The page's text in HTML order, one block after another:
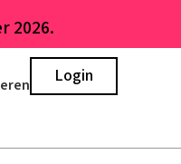
2026.
Login